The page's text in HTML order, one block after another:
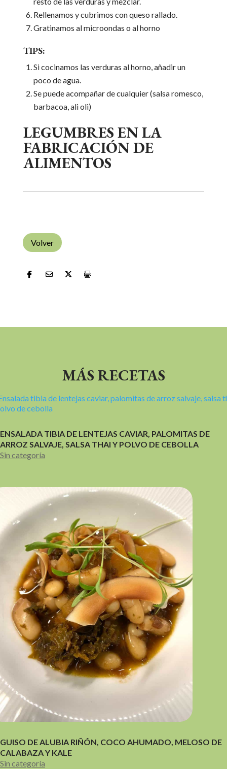
Rellenamos y cubrimos con queso rallado.
Gratinamos al microondas o al horno
TIPS:
Si cocinamos las verduras al horno, añadir un
poco de agua.
Se puede acompañar de cualquier (salsa romesco,
barbacoa, ali oli)
LEGUMBRES EN LA
FABRICACIÓN DE
ALIMENTOS
Volver
MÁS RECETAS
ENSALADA TIBIA DE LENTEJAS CAVIAR, PALOMITAS DE
ARROZ SALVAJE, SALSA THAI Y POLVO DE CEBOLLA
Sin categoría
GUISO DE ALUBIA RIÑÓN, COCO AHUMADO, MELOSO DE
CALABAZA Y KALE
Sin categoría